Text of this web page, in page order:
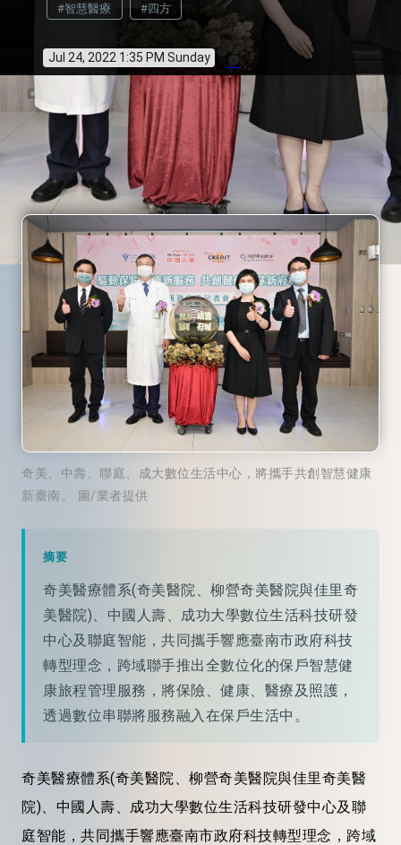
#智慧醫療 #四方
Jul 24, 2022 1:35 PM Sunday info
奇美、中壽、聯庭、成大數位生活中心，將攜手共創智慧健康
新臺南。 圖/業者提供
摘要
奇美醫療體系(奇美醫院、柳營奇美醫院與佳里奇
美醫院)、中國人壽、成功大學數位生活科技研發
中心及聯庭智能，共同攜手響應臺南市政府科技
轉型理念，跨域聯手推出全數位化的保戶智慧健
康旅程管理服務，將保險、健康、醫療及照護，
透過數位串聯將服務融入在保戶生活中。
奇美醫療體系(奇美醫院、柳營奇美醫院與佳里奇美醫
院)、中國人壽、成功大學數位生活科技研發中心及聯
庭智能，共同攜手響應臺南市政府科技轉型理念，跨域